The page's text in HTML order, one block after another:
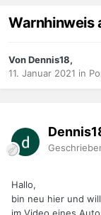
Warnhinweis
Von Dennis18,
11. Januar 2021 in
Hallo,
bin neu hier und